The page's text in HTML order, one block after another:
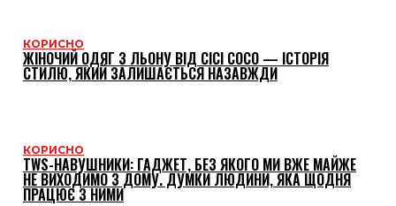
КОРИСНО
ЖІНОЧИЙ ОДЯГ З ЛЬОНУ ВІД CICI COCO — ІСТОРІЯ
СТИЛЮ, ЯКИЙ ЗАЛИШАЄТЬСЯ НАЗАВЖДИ
КОРИСНО
TWS-НАВУШНИКИ: ГАДЖЕТ, БЕЗ ЯКОГО МИ ВЖЕ МАЙЖЕ
НЕ ВИХОДИМО З ДОМУ. ДУМКИ ЛЮДИНИ, ЯКА ЩОДНЯ
ПРАЦЮЄ З НИМИ